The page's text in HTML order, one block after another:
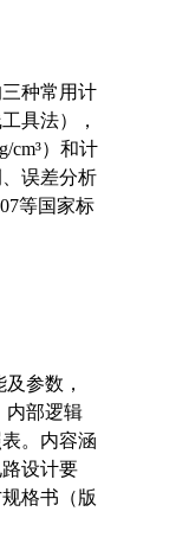
种常用计
具法），
cm³）和计
误差分析
等国家标
参数，
内部逻辑
。内容涵
设计要
格书（版